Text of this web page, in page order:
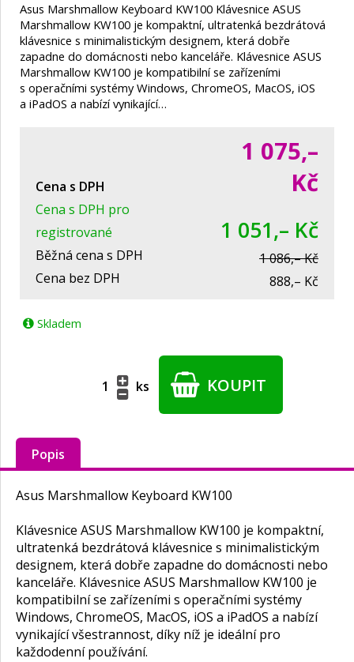
Asus Marshmallow Keyboard KW100 Klávesnice ASUS
Marshmallow KW100 je kompaktní, ultratenká bezdrátová
klávesnice s minimalistickým designem, která dobře
zapadne do domácnosti nebo kanceláře. Klávesnice ASUS
Marshmallow KW100 je kompatibilní se zařízeními
s operačními systémy Windows, ChromeOS, MacOS, iOS
a iPadOS a nabízí vynikající…
Cena s DPH
1 075,–
Kč
Cena s DPH pro
registrované
1 051,– Kč
Běžná cena s DPH
1 086,– Kč
Cena bez DPH
888,– Kč
Skladem
ks KOUPIT
Popis
Asus Marshmallow Keyboard KW100
Klávesnice ASUS Marshmallow KW100 je kompaktní,
ultratenká bezdrátová klávesnice s minimalistickým
designem, která dobře zapadne do domácnosti nebo
kanceláře. Klávesnice ASUS Marshmallow KW100 je
kompatibilní se zařízeními s operačními systémy
Windows, ChromeOS, MacOS, iOS a iPadOS a nabízí
vynikající všestrannost, díky níž je ideální pro
každodenní používání.